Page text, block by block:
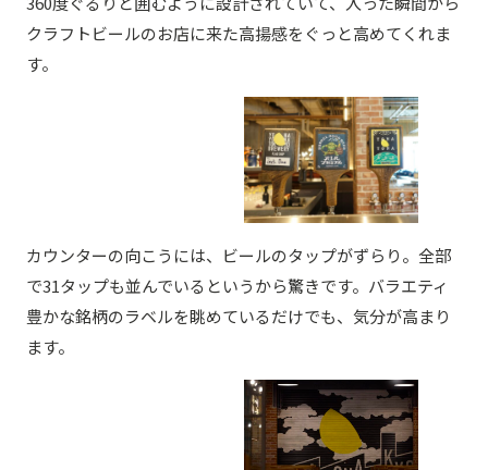
クラフトビールのお店に来た高揚感をぐっと高めてくれま
す。
カウンターの向こうには、ビールのタップがずらり。全部
で31タップも並んでいるというから驚きです。バラエティ
豊かな銘柄のラベルを眺めているだけでも、気分が高まり
ます。